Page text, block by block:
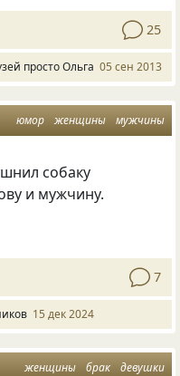
25
просто Ольга 05 сен 2013
юмор женщины мужчины
собаку
и мужчину.
7
15 дек 2024
женщины брак девушки